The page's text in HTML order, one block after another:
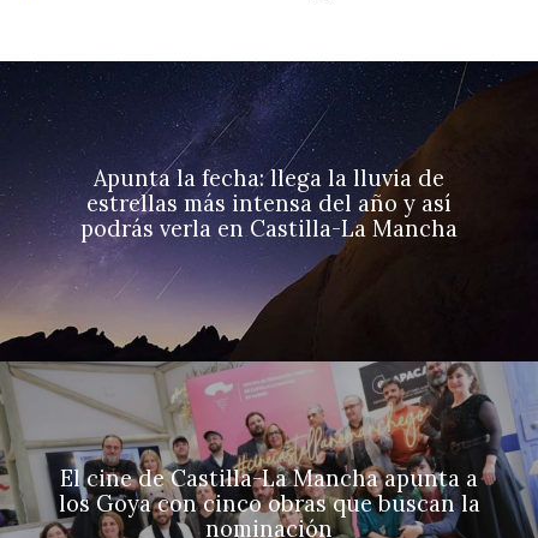
Apunta la fecha: llega la lluvia de
estrellas más intensa del año y así
podrás verla en Castilla-La Mancha
El cine de Castilla-La Mancha apunta a
los Goya con cinco obras que buscan la
nominación